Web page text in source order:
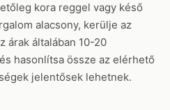
kora reggel vagy késő
alacsony, kerülje az
árak általában 10-20
hasonlítsa össze az elérhető
jelentősek lehetnek.